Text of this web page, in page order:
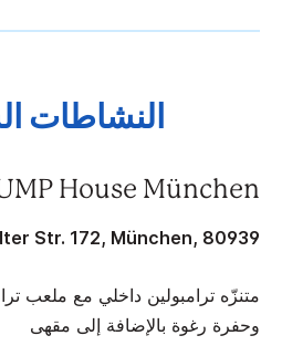
النشاطات
House München
Str. 172, München, 80939
متنزّه ترامبولين داخلي مع ملعب
وحفرة رغوة بالإضافة إلى مقهى